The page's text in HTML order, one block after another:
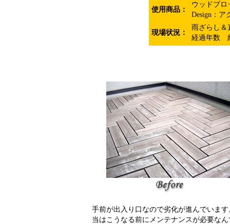
使用商品：
ウッドブ
Design：ア
現場状況：
雨ざらし＆
経過年数
手前が出入り口なので劣化が進んでいます
当はこうなる前にメンテナンスが必要なん